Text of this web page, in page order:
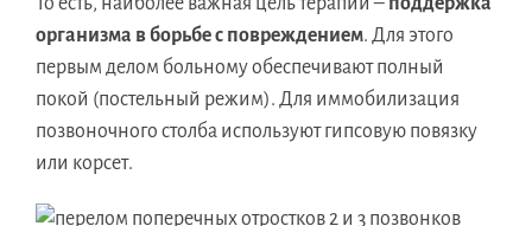
организма в борьбе с повреждением. Для этого
первым делом больному обеспечивают полный
покой (постельный режим). Для иммобилизация
позвоночного столба используют гипсовую повязку
или корсет.